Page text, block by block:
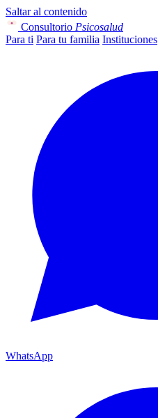
Saltar al contenido
Consultorio Psicosalud
Para ti Para tu familia Instituciones
WhatsApp